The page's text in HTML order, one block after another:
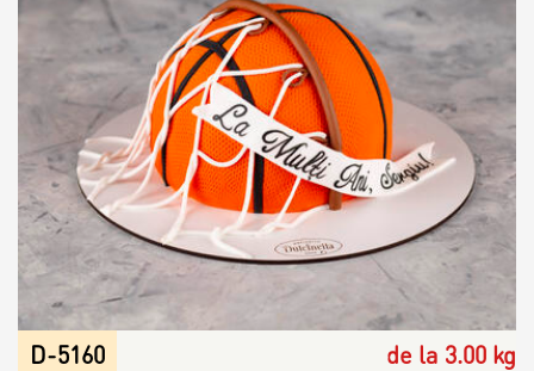
Personalized Desserts
Kalach
Cake
Cake (Slice)
Dessert
Macaron
Contacts
D-5160 de la 3.00 kg